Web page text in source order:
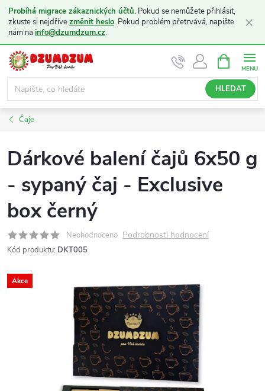
Probíhá migrace zákaznických účtů. Pokud se nemůžete přihlásit,
zkuste si nejdřívezměnit heslo. Pokud problém přetrvává, napište
nám na info@dzumdzum.cz.
×
Přejít
obsah
HLEDAT
NÁKUPNÍ
KOŠÍK
Čaje
Dárkové balení čajů 6x50 g
- sypaný čaj - Exclusive
box černý
Neohodnoceno Podrobnosti hodnocení
Kód produktu: DKT005
Akce